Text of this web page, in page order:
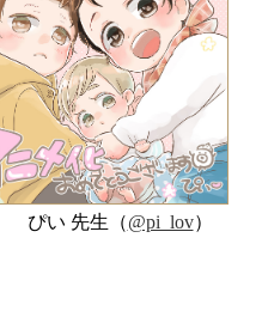
ぴい 先生（@pi_lov）